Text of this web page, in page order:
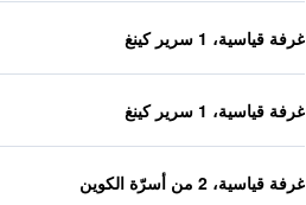
غرفة قياسية، 1 سرير كينغ
غرفة قياسية، 1 سرير كينغ
غرفة قياسية، 2 من أسرّة الكوين